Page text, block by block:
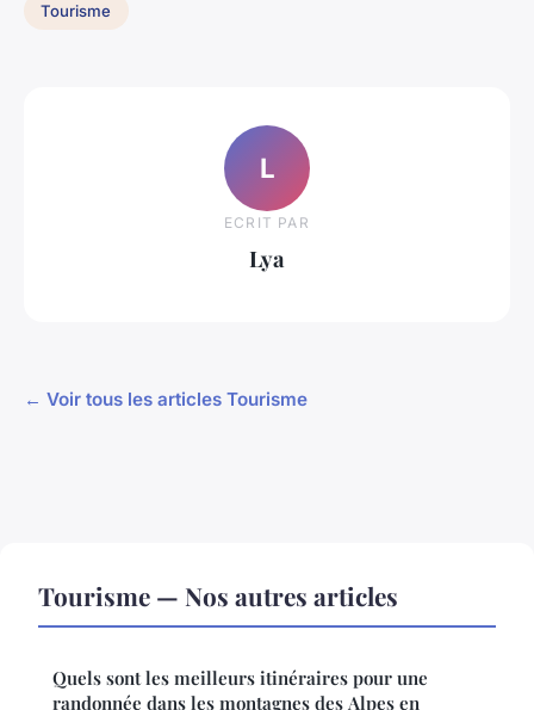
Tourisme
L
ECRIT PAR
Lya
← Voir tous les articles Tourisme
Tourisme — Nos autres articles
Quels sont les meilleurs itinéraires pour une
randonnée dans les montagnes des Alpes en